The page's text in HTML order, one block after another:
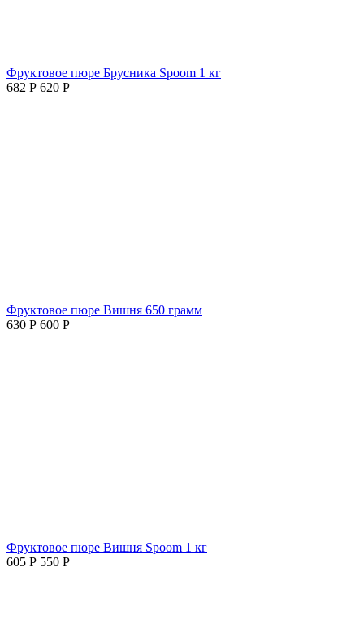
Фруктовое пюре Брусника Spoom 1 кг
682 Р 620 Р
Фруктовое пюре Вишня 650 грамм
630 Р 600 Р
Фруктовое пюре Вишня Spoom 1 кг
605 Р 550 Р